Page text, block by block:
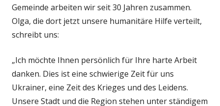
Gemeinde arbeiten wir seit 30 Jahren zusammen.
Olga, die dort jetzt unsere humanitäre Hilfe verteilt,
schreibt uns:
„Ich möchte Ihnen persönlich für Ihre harte Arbeit
danken. Dies ist eine schwierige Zeit für uns
Ukrainer, eine Zeit des Krieges und des Leidens.
Unsere Stadt und die Region stehen unter ständigem